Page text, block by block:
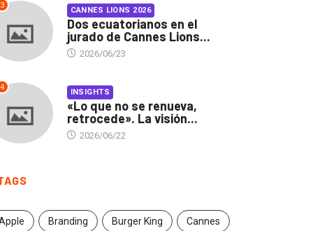
3 CANNES LIONS 2026
Dos ecuatorianos en el
jurado de Cannes Lions...
2026/06/23
4 INSIGHTS
«Lo que no se renueva,
retrocede». La visión...
2026/06/22
Branding Burger King Cannes